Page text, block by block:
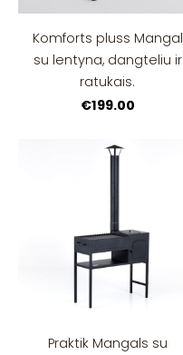
Komforts pluss Mangal
su lentyna, dangteliu ir
ratukais.
€199.00
Praktik Mangals su